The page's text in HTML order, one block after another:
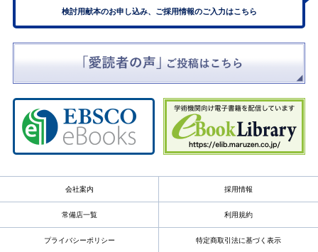
検討用献本のお申し込み、ご採用情報のご入力はこちら
会社案内 採用情報
常備店一覧 利用規約
プライバシーポリシー 特定商取引法に基づく表示